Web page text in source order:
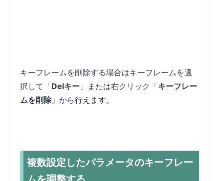
キーフレームを削除する場合はキーフレームを選
択して「Delキー 」または右クリック「キーフレー
ムを削除」から行えます。
複数設定したパラメータのキーフレー